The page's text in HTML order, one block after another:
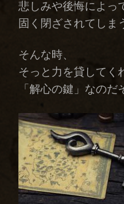
悲しみや後悔によっ
固く閉ざされてしま
そんな時、
そっと力を貸してく
「解心の鍵」なのだ